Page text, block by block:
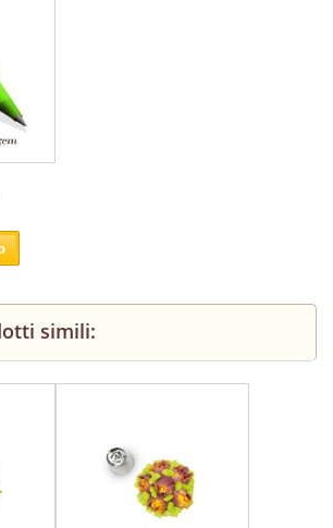
simili: